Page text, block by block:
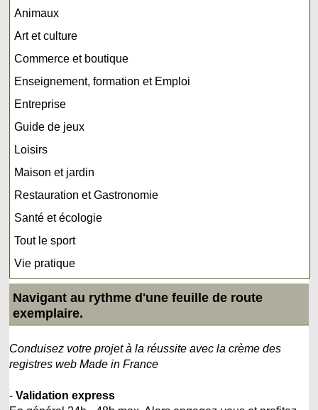
Animaux
Art et culture
Commerce et boutique
Enseignement, formation et Emploi
Entreprise
Guide de jeux
Loisirs
Maison et jardin
Restauration et Gastronomie
Santé et écologie
Tout le sport
Vie pratique
Navigant au rythme d'une feuille de route
exemplaire.
Conduisez votre projet à la réussite avec la crème des
registres web Made in France
-Validation express